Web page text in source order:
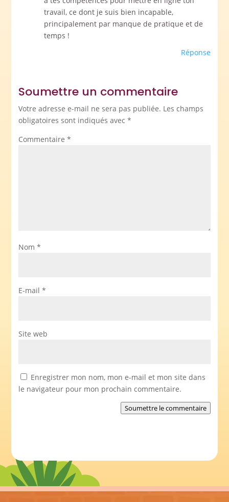
travail, ce dont je suis bien incapable,
principalement par manque de pratique et de
temps !
Réponse
Soumettre un commentaire
Votre adresse e-mail ne sera pas publiée. Les champs
obligatoires sont indiqués avec *
Commentaire *
Nom *
E-mail *
Site web
Enregistrer mon nom, mon e-mail et mon site dans
le navigateur pour mon prochain commentaire.
Soumettre le commentaire